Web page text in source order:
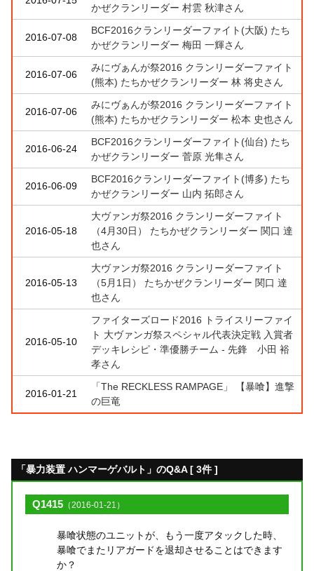
かぜクランリーダー 村雲 秋津さん
2016-07-08
BCF2016クランリーダーファイト(大阪) たち
かぜクランリーダー 梅田 一輝さん
2016-07-06
みにヴぁんが祭2016 クランリーダーファイト
(熊本) たちかぜクランリーダー 林 将史さん
2016-07-06
みにヴぁんが祭2016 クランリーダーファイト
(熊本) たちかぜクランリーダー 松本 史也さん
2016-06-24
BCF2016クランリーダーファイト(仙台) たち
かぜクランリーダー 菅原 光隼さん
2016-06-09
BCF2016クランリーダーファイト(博多) たち
かぜクランリーダー 山内 拓郎さん
2016-05-18
大ヴァンガ祭2016 クランリーダーファイト
（4月30日） たちかぜクランリーダー 関口 達
也さん
2016-05-13
大ヴァンガ祭2016 クランリーダーファイト
（5月1日） たちかぜクランリーダー 関口 達
也さん
2016-05-10
ファイターズロード2016 トライスリーファイ
ト 大ヴァンガ祭スペシャル代表決定戦 入賞者
デッキレシピ・準優勝チーム - 先鋒 小田 裕
孝さん
2016-01-21
「The RECKLESS RAMPAGE」 【暴喰】進撃
の巨竜
「暴力装置 ハンマーゲバルト」のQ&A [ 3件 ]
Q1415 （2016-01-21）
暴喰状態のユニットが、もう一度アタックした時、
暴喰でまたリアガードを退却させることはできます
か？